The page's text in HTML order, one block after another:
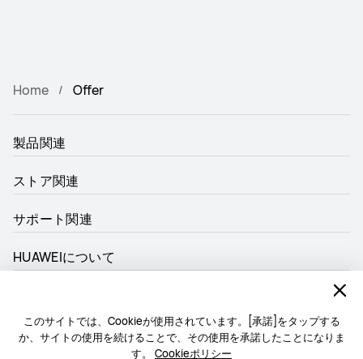
このサイトでは、Cookieが使用されています。[承諾]をタップする
か、サイトの使用を続けることで、その使用を承諾したことになりま
す。 Cookieポリシー
AIチャットボット
(日本語のみ)24時間
有人チャット
(日本語のみ)9:00am – 6:00pm
Home Offer
製品関連
ストア関連
サポート関連
HUAWEIについて